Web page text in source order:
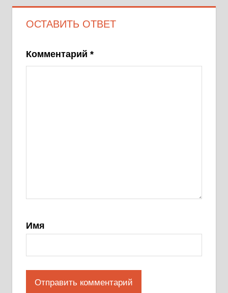
ОСТАВИТЬ ОТВЕТ
Комментарий *
Имя